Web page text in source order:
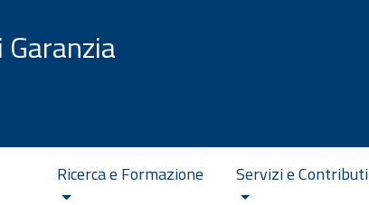
Ricerca e Formazione Servizi e Contributi